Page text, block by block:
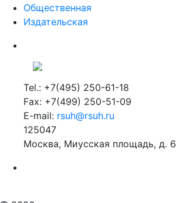
Общественная
Издательская
Tel.: +7(495) 250-61-18
Fax: +7(499) 250-51-09
E-mail: rsuh@rsuh.ru
125047
Москва, Миусская площадь, д. 6